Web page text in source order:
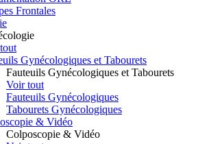
Frontales
Gynécologiques et Tabourets
Fauteuils Gynécologiques et Tabourets
Voir tout
Fauteuils Gynécologiques
Tabourets Gynécologiques
& Vidéo
Colposcopie & Vidéo